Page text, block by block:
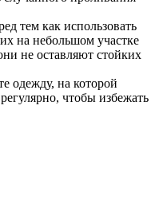
тем как использовать
на небольшом участке
не оставляют стойких
одежду, на которой
чтобы избежать